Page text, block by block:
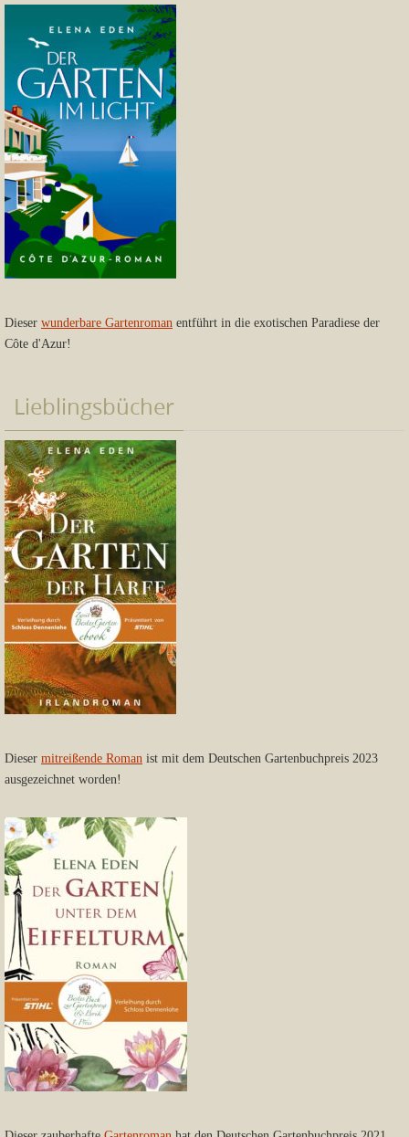
Dieser wunderbare Gartenroman entführt in die exotischen Paradiese der
Côte d'Azur!
Lieblingsbücher
Dieser mitreißende Roman ist mit dem Deutschen Gartenbuchpreis 2023
ausgezeichnet worden!